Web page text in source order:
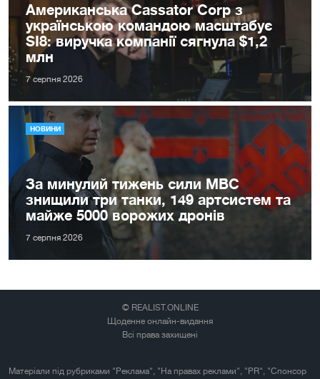
Американська Cassator Corp з
українською командою масштабує
SI8: виручка компанії сягнула $1,2
млн
7 серпня 2026
НОВИНИ
За минулий тижень сили МВС
знищили три танки, 149 артсистем та
майже 5000 ворожих дронів
7 серпня 2026
© REALIST.ONLINE
Щоденне онлайн-видання
Всі права захищені
Матеріали під рубриками "Реклама", "На правах реклами", "PR", "Спонсор